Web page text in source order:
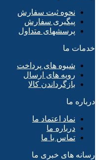
نحوه ثبت سفارش
پیگیری سفارش
پرسشهای متداول
خدمات ما
شیوه های پرداخت
رویه های ارسال
بازگرداندن کالا
درباره ما
نماد اعتماد ما
درباره ما
تماس با ما
رسانه های خبری ما